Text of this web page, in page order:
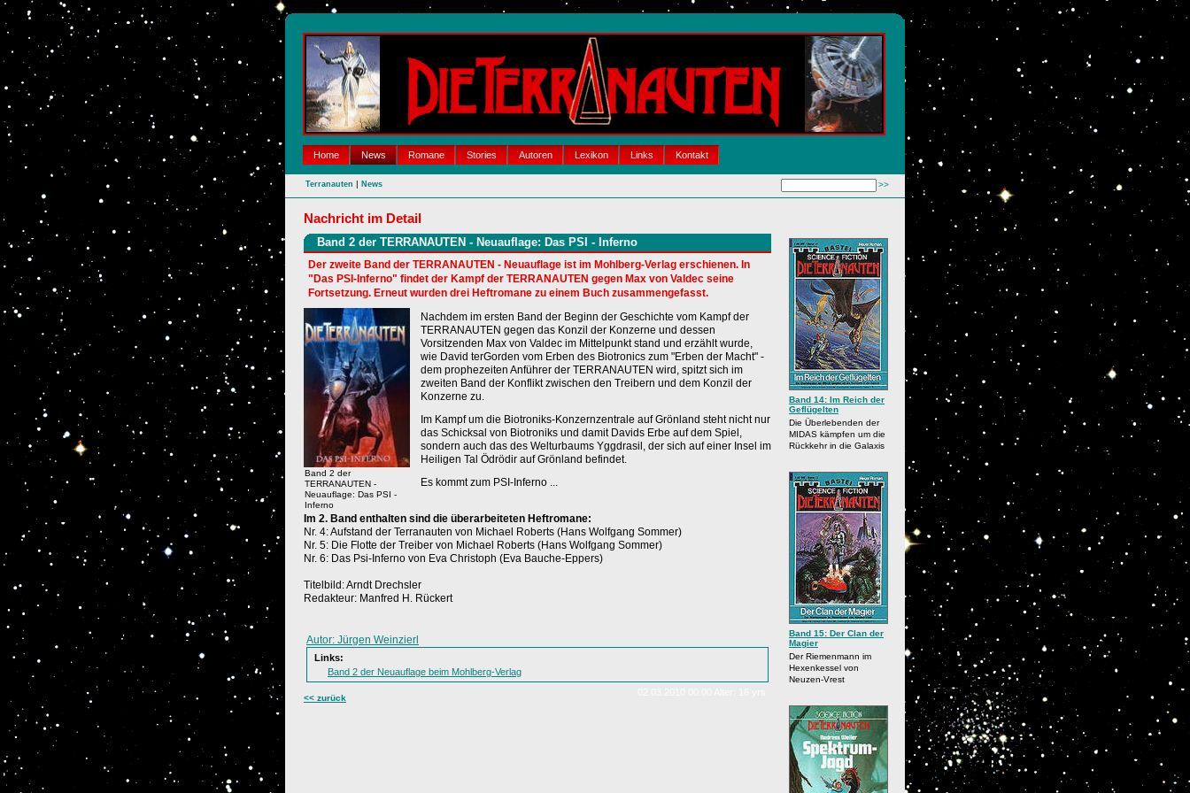
Home News Romane Stories Autoren Lexikon Links Kontakt
Terranauten | News
Nachricht im Detail
Band 2 der TERRANAUTEN - Neuauflage: Das PSI - Inferno
Der zweite Band der TERRANAUTEN - Neuauflage ist im Mohlberg-Verlag erschienen. In
"Das PSI-Inferno" findet der Kampf der TERRANAUTEN gegen Max von Valdec seine
Fortsetzung. Erneut wurden drei Heftromane zu einem Buch zusammengefasst.
Band 2 der
TERRANAUTEN -
Neuauflage: Das PSI -
Inferno
Nachdem im ersten Band der Beginn der Geschichte vom Kampf der
TERRANAUTEN gegen das Konzil der Konzerne und dessen
Vorsitzenden Max von Valdec im Mittelpunkt stand und erzählt wurde,
wie David terGorden vom Erben des Biotronics zum "Erben der Macht" -
dem prophezeiten Anführer der TERRANAUTEN wird, spitzt sich im
zweiten Band der Konflikt zwischen den Treibern und dem Konzil der
Konzerne zu.
Im Kampf um die Biotroniks-Konzernzentrale auf Grönland steht nicht nur
das Schicksal von Biotroniks und damit Davids Erbe auf dem Spiel,
sondern auch das des Welturbaums Yggdrasil, der sich auf einer Insel im
Heiligen Tal Ödrödir auf Grönland befindet.
Es kommt zum PSI-Inferno ...
Im 2. Band enthalten sind die überarbeiteten Heftromane:
Nr. 4: Aufstand der Terranauten von Michael Roberts (Hans Wolfgang Sommer)
Nr. 5: Die Flotte der Treiber von Michael Roberts (Hans Wolfgang Sommer)
Nr. 6: Das Psi-Inferno von Eva Christoph (Eva Bauche-Eppers)
Titelbild: Arndt Drechsler
Redakteur: Manfred H. Rückert
Autor: Jürgen Weinzierl
Links:
Band 2 der Neuauflage beim Mohlberg-Verlag
<< zurück
Band 14: Im Reich der
Geflügelten
Die Überlebenden der
MIDAS kämpfen um die
Rückkehr in die Galaxis
Band 15: Der Clan der
Magier
Der Riemenmann im
Hexenkessel von
Neuzen-Vrest